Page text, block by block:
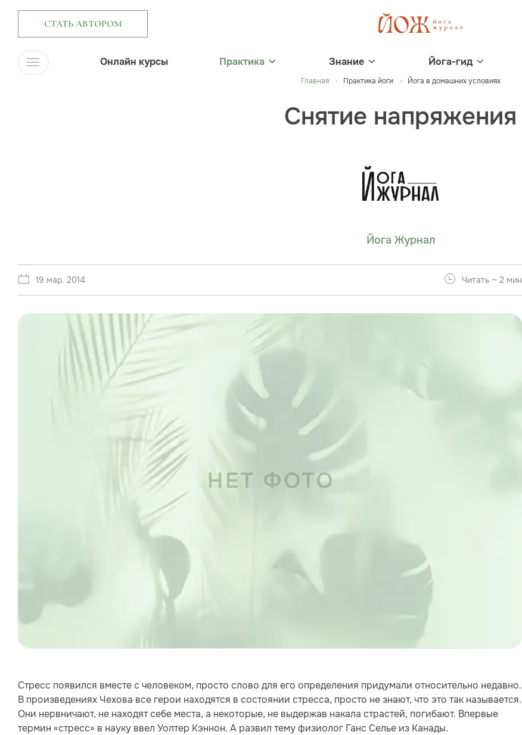
СТАТЬ АВТОРОМ
Онлайн курсы Практика Знание Йога-гид
Главная Практика йоги Йога в домашних условиях
Снятие напряжения
Йога Журнал
19 мар. 2014 Читать ~ 2 мин
Стресс появился вместе с человеком, просто слово для его определения придумали относительно недавно.
В произведениях Чехова все герои находятся в состоянии стресса, просто не знают, что это так называется.
Они нервничают, не находят себе места, а некоторые, не выдержав накала страстей, погибают. Впервые
термин «стресс» в науку ввел Уолтер Кэннон. А развил тему физиолог Ганс Селье из Канады.